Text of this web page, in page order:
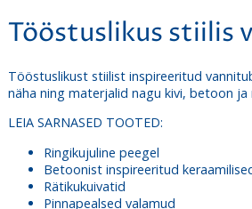
Tööstuslikus stiilis
Tööstuslikust stiilist inspireeritud
näha ning materjalid nagu kivi, betoon ja
LEIA SARNASED TOOTED:
Ringikujuline peegel
Betoonist inspireeritud
Rätikukuivatid
Pinnapealsed valamud